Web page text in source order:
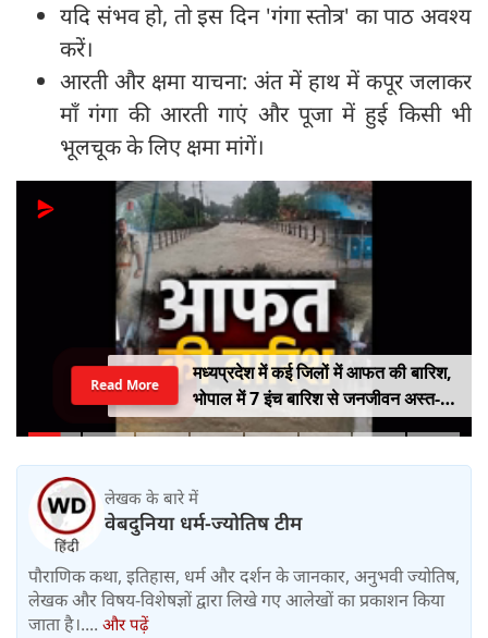
यदि संभव हो, तो इस दिन 'गंगा स्तोत्र' का पाठ अवश्य
करें।
आरती और क्षमा याचना: अंत में हाथ में कपूर जलाकर
माँ गंगा की आरती गाएं और पूजा में हुई किसी भी
भूलचूक के लिए क्षमा मांगें।
मध्यप्रदेश में कई जिलों में आफत की बारिश,
भोपाल में 7 इंच बारिश से जनजीवन अस्त-
व्यस्त, कई जिलों में नदी-नाले उफान पर,
Read More
लेखक के बारे में
वेबदुनिया धर्म-ज्योतिष टीम
पौराणिक कथा, इतिहास, धर्म और दर्शन के जानकार, अनुभवी ज्योतिष,
लेखक और विषय-विशेषज्ञों द्वारा लिखे गए आलेखों का प्रकाशन किया
जाता है।.... और पढ़ें